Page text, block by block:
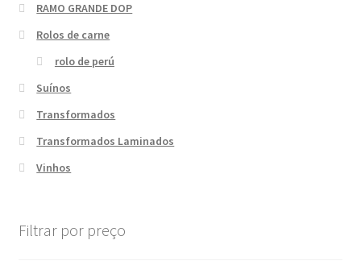
RAMO GRANDE DOP
Rolos de carne
rolo de perú
Suínos
Transformados
Transformados Laminados
Vinhos
Filtrar por preço